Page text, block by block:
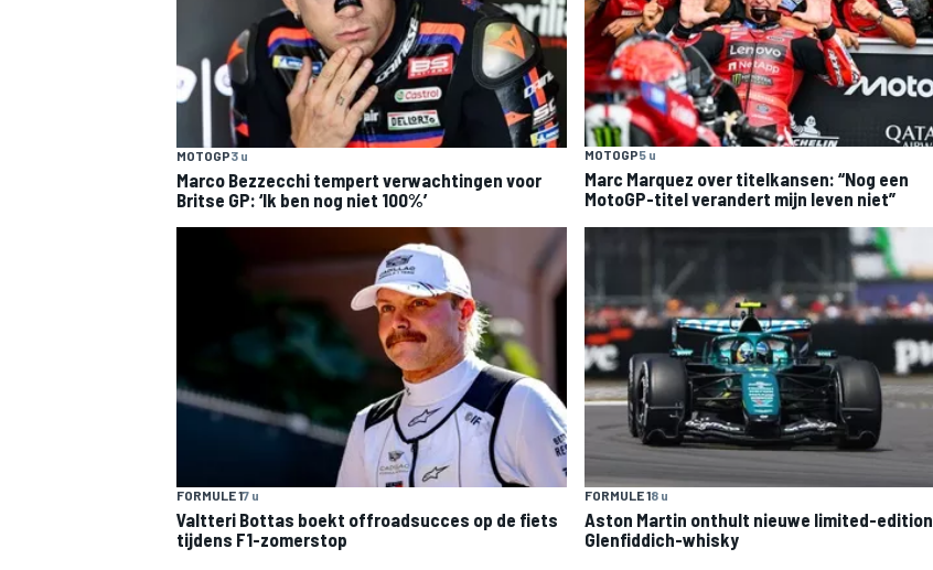
MOTOGP3 u
Marco Bezzecchi tempert verwachtingen voor
Britse GP: ‘Ik ben nog niet 100%’
MOTOGP5 u
Marc Marquez over titelkansen: “Nog een
MotoGP-titel verandert mijn leven niet”
FORMULE 17 u
Valtteri Bottas boekt offroadsucces op de fiets
tijdens F1-zomerstop
FORMULE 18 u
Aston Martin onthult nieuwe limited-edition
Glenfiddich-whisky